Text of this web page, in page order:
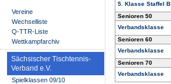
Vereine
Wechselliste
Q-TTR-Liste
Wettkampfarchiv
Sächsischer Tischtennis-
Verband e.V.
Spielklassen 09/10
5. Klasse Staffel B
Senioren 50
Verbandsklasse
Senioren 60
Verbandsklasse
Senioren 70
Verbandsklasse